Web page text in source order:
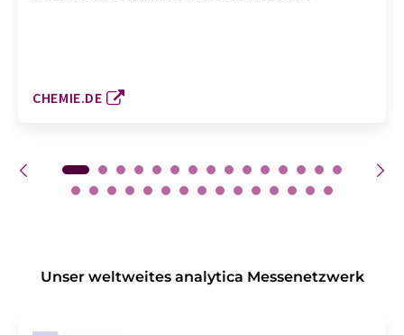
CHEMIE.DE
Unser weltweites analytica Messenetzwerk